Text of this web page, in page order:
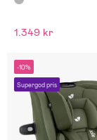
1.349 kr
-10%
Supergod pris